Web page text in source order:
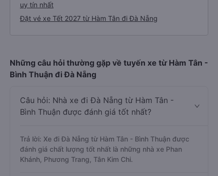
uy tín nhất
Đặt vé xe Tết 2027 từ Hàm Tân đi Đà Nẵng
Những câu hỏi thường gặp về tuyến xe từ Hàm Tân -
Bình Thuận đi Đà Nẵng
Câu hỏi: Nhà xe đi Đà Nẵng từ Hàm Tân -
Bình Thuận được đánh giá tốt nhất?
Trả lời: Xe đi Đà Nẵng từ Hàm Tân - Bình Thuận được
đánh giá chất lượng tốt nhất là những nhà xe Phan
Khánh, Phương Trang, Tân Kim Chi.